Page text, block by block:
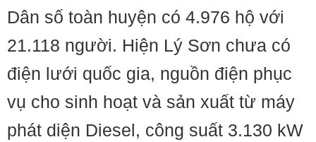
Dân số toàn huyện có 4.976 hộ với
21.118 người. Hiện Lý Sơn chưa có
điện lưới quốc gia, nguồn điện phục
vụ cho sinh hoạt và sản xuất từ máy
phát diện Diesel, công suất 3.130 kW